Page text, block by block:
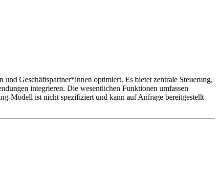
Geschäftspartner*innen optimiert. Es bietet zentrale Steuerung,
integrieren. Die wesentlichen Funktionen umfassen
Modell ist nicht spezifiziert und kann auf Anfrage bereitgestellt